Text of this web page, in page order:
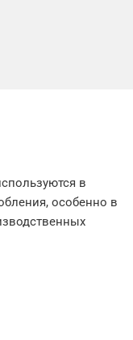
в
особенно в